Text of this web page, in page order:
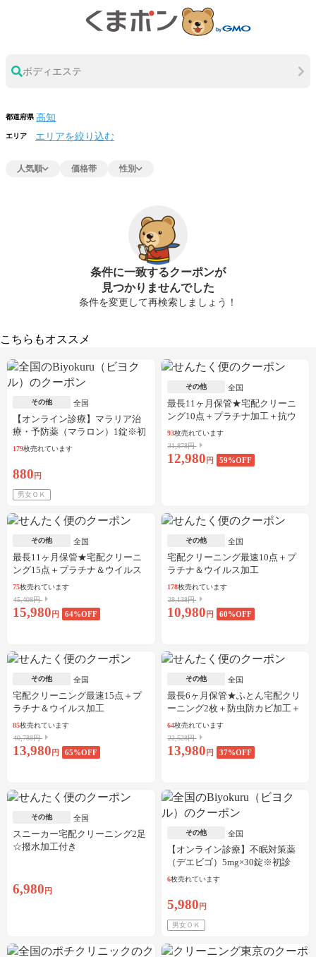
ボディエステ
都道府県
エリア エリアを絞り込む
人気順 価格帯 性別
条件に一致するクーポンが
見つかりませんでした
条件を変更して再検索しましょう！
こちらもオススメ
その他 全国
【オンライン診療】マラリア治
療・予防薬（マラロン）1錠※初
診料・送料込／30枚可
179枚売れています
880 円
男女ＯＫ
その他 全国
最長11ヶ月保管★宅配クリーニ
ング10点＋プラチナ加工＋抗ウ
イルス加工
93枚売れています
31,878円
12,980 円 59%OFF
その他 全国
最長11ヶ月保管★宅配クリーニ
ング15点＋プラチナ＆ウイルス
加工
75枚売れています
45,408円
15,980 円 64%OFF
その他 全国
宅配クリーニング最速10点＋プ
ラチナ＆ウイルス加工
178枚売れています
28,138円
10,980 円 60%OFF
その他 全国
宅配クリーニング最速15点＋プ
ラチナ＆ウイルス加工
85枚売れています
40,788円
13,980 円 65%OFF
その他 全国
最長6ヶ月保管★ふとん宅配クリ
ーニング2枚＋防虫防カビ加工＋
しみ抜き
64枚売れています
22,528円
13,980 円 37%OFF
その他 全国
スニーカー宅配クリーニング2足
☆撥水加工付き
6,980 円
その他 全国
【オンライン診療】不眠対策薬
（デエビゴ）5mg×30錠※初診
料・送料込
6枚売れています
5,980 円
男女ＯＫ